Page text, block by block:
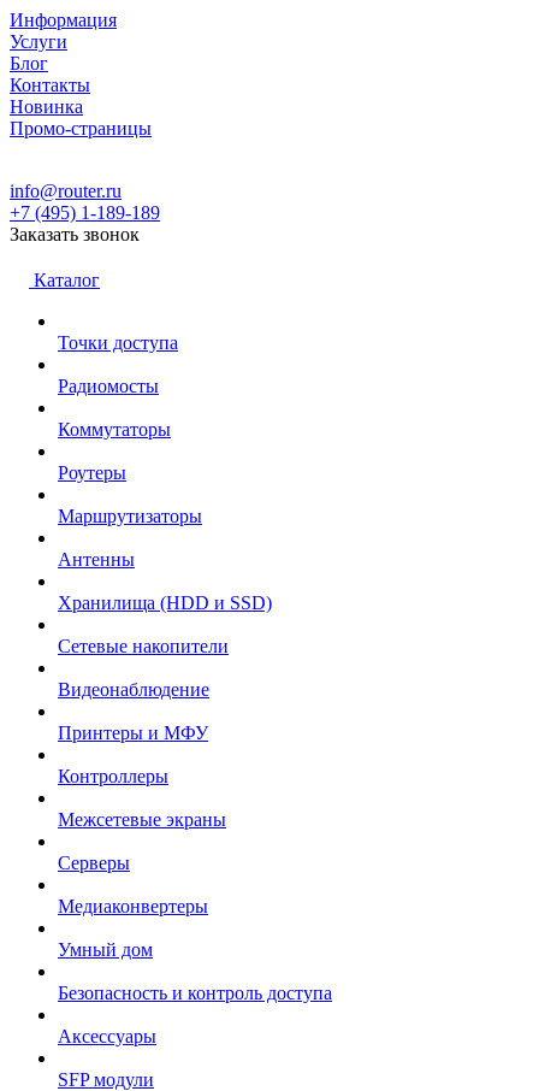
Информация
Услуги
Блог
Контакты
Новинка
Промо-страницы
info@router.ru
+7 (495) 1-189-189
Заказать звонок
Каталог
Точки доступа
Радиомосты
Коммутаторы
Роутеры
Маршрутизаторы
Антенны
Хранилища (HDD и SSD)
Сетевые накопители
Видеонаблюдение
Принтеры и МФУ
Контроллеры
Межсетевые экраны
Серверы
Медиаконвертеры
Умный дом
Безопасность и контроль доступа
Аксессуары
SFP модули